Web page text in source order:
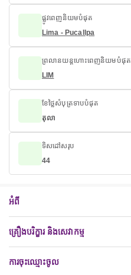
ផ្លូវពេញនិយមបំផុត
Lima - Pucallpa
ព្រលានយន្តហោះពេញនិយមបំផុត
LIM
ខែថ្លៃសំបុត្រទាបបំផុត
តុលា
ទិសដៅសរុប
44
អំពី
គ្រឿងបរិក្ខារ និងសេវាកម្ម
ការចុះឈ្មោះចូល